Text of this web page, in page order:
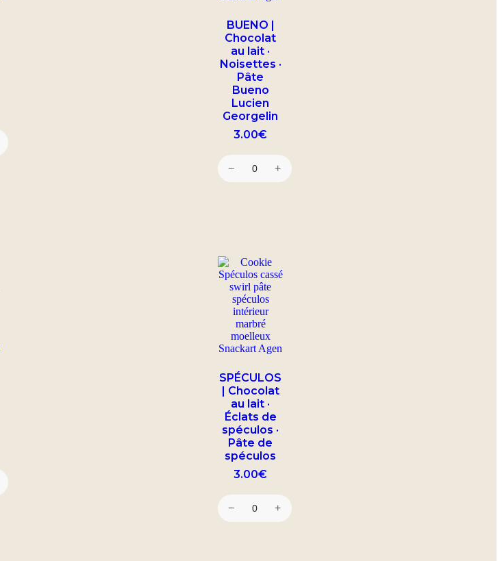
BUENO |
Chocolat
au lait ·
Noisettes ·
Pâte
Bueno
Lucien
Georgelin
3.00€
− +
SPÉCULOS
| Chocolat
au lait ·
Éclats de
spéculos ·
Pâte de
spéculos
3.00€
− +